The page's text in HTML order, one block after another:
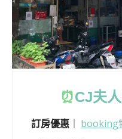
⏰CJ夫
訂房優惠｜ booking